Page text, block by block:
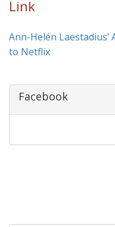
Link
Ann-Helén Laestadius’
to Netflix
Facebook